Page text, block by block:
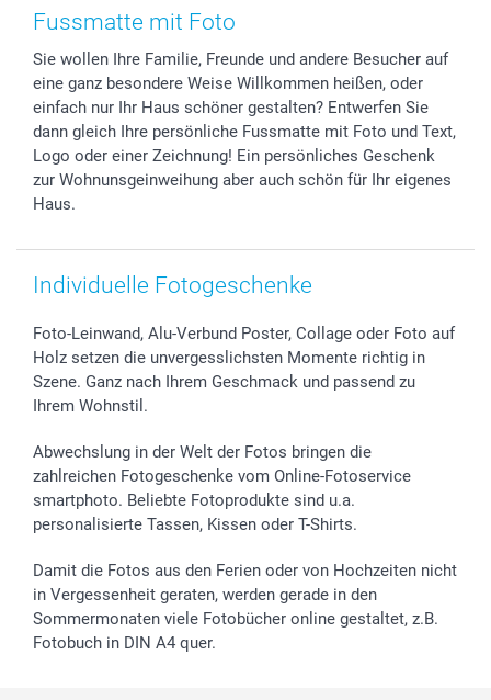
Zubehör & Material
Sticker & Etiketten
Geschenk-Gutscheine (PDF)
AGB
Presse
Partnerprogramme
Investor Relations
B2B smartbusiness
Widerrufsrecht
Muttertag
Kommunion & Konfirmation
Hochzeit
Geburtstag
Geburt
Zu allen Anlässen
Preise und Versandkosten
48h Lieferung
Zahlungsmöglichkeiten
Anmelden /Registrieren
Sitemap
Status der Bestellung
smartfriends
Fussmatte mit Foto
Sie wollen Ihre Familie, Freunde und andere Besucher auf
eine ganz besondere Weise Willkommen heißen, oder
einfach nur Ihr Haus schöner gestalten? Entwerfen Sie
dann gleich Ihre persönliche Fussmatte mit Foto und Text,
Logo oder einer Zeichnung! Ein persönliches Geschenk
zur Wohnunsgeinweihung aber auch schön für Ihr eigenes
Haus.
Individuelle Fotogeschenke
Foto-Leinwand, Alu-Verbund Poster, Collage oder Foto auf
Holz setzen die unvergesslichsten Momente richtig in
Szene. Ganz nach Ihrem Geschmack und passend zu
Ihrem Wohnstil.
Abwechslung in der Welt der Fotos bringen die
zahlreichen Fotogeschenke vom Online-Fotoservice
smartphoto. Beliebte Fotoprodukte sind u.a.
personalisierte Tassen, Kissen oder T-Shirts.
Damit die Fotos aus den Ferien oder von Hochzeiten nicht
in Vergessenheit geraten, werden gerade in den
Sommermonaten viele Fotobücher online gestaltet, z.B.
Fotobuch in DIN A4 quer.